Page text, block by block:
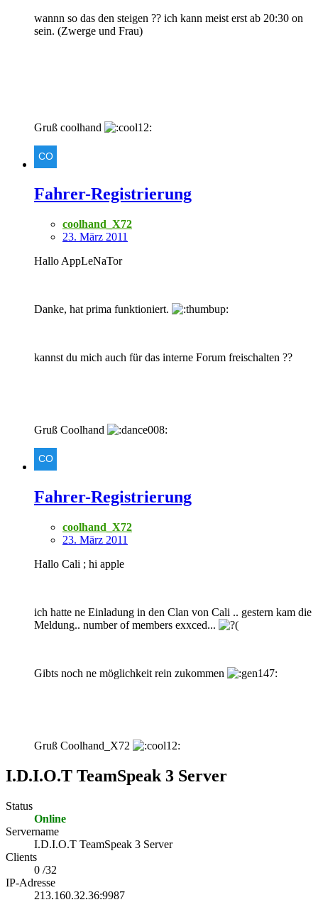
wannn so das den steigen ?? ich kann meist erst ab 20:30 on
sein. (Zwerge und Frau)
Gruß coolhand
Fahrer-Registrierung
coolhand_X72
23. März 2011
Hallo AppLeNaTor
Danke, hat prima funktioniert.
kannst du mich auch für das interne Forum freischalten ??
Gruß Coolhand
Fahrer-Registrierung
coolhand_X72
23. März 2011
Hallo Cali ; hi apple
ich hatte ne Einladung in den Clan von Cali .. gestern kam die
Meldung.. number of members exxced...
Gibts noch ne möglichkeit rein zukommen
Gruß Coolhand_X72
I.D.I.O.T TeamSpeak 3 Server
Status
Online
Servername
I.D.I.O.T TeamSpeak 3 Server
Clients
0 /32
IP-Adresse
213.160.32.36:9987